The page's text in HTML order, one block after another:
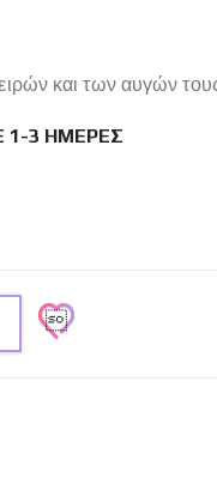
και των αυγών
1-3 ΗΜΈΡΕΣ